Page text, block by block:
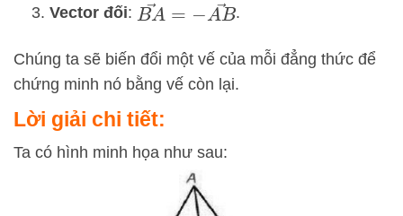
Vector đối: BA →=− AB→
.
Chúng ta sẽ biến đổi một vế của mỗi đẳng thức để
chứng minh nó bằng vế còn lại.
Lời giải chi tiết:
Ta có hình minh họa như sau: